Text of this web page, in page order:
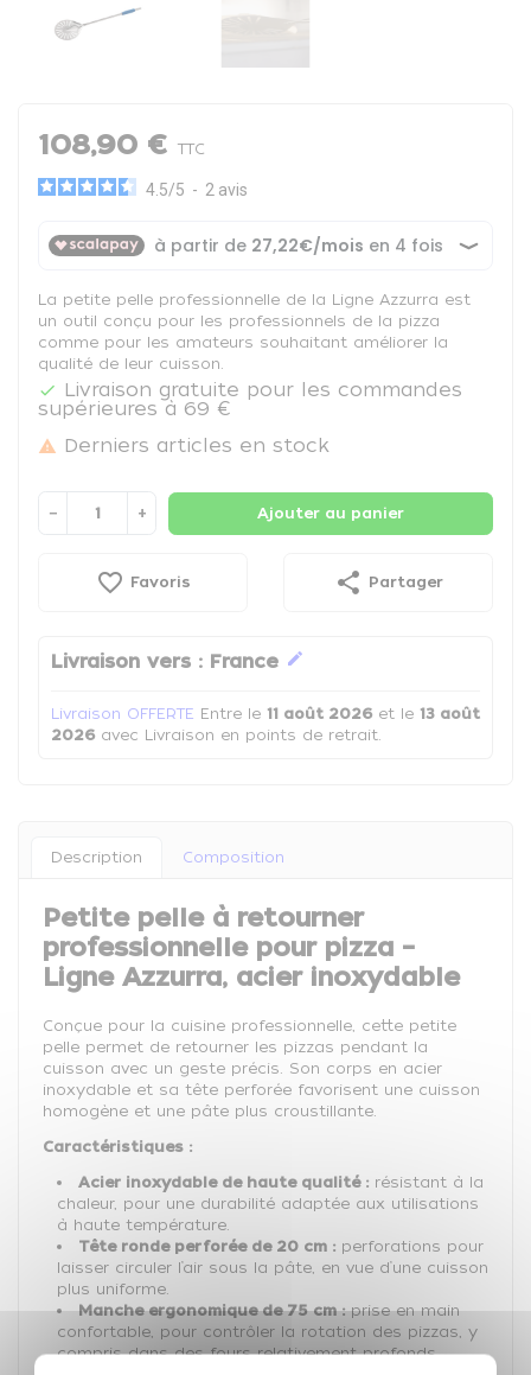
108,90 € TTC
4.5/5 - 2 avis
La petite pelle professionnelle de la Ligne Azzurra est
un outil conçu pour les professionnels de la pizza
comme pour les amateurs souhaitant améliorer la
qualité de leur cuisson.

Livraison gratuite pour les commandes
supérieures à 69 €
 Derniers articles en stock
− + Ajouter au panier
favorite_border Favoris share Partager
Livraison vers : France edit
Livraison OFFERTE Entre le 11 août 2026 et le 13 août
2026 avec Livraison en points de retrait.
Description Composition
Petite pelle à retourner
professionnelle pour pizza –
Ligne Azzurra, acier inoxydable
Conçue pour la cuisine professionnelle, cette petite
pelle permet de retourner les pizzas pendant la
cuisson avec un geste précis. Son corps en acier
inoxydable et sa tête perforée favorisent une cuisson
homogène et une pâte plus croustillante.
Caractéristiques :
Acier inoxydable de haute qualité :résistant à la
chaleur, pour une durabilité adaptée aux utilisations
à haute température.
Tête ronde perforée de 20 cm :perforations pour
laisser circuler l’air sous la pâte, en vue d’une cuisson
plus uniforme.
Manche ergonomique de 75 cm :prise en main
confortable, pour contrôler la rotation des pizzas, y
compris dans des fours relativement profonds.